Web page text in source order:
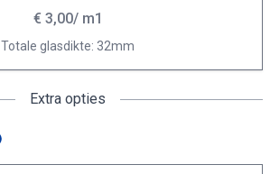
€ 3,00/ m1
Totale glasdikte: 32mm
Extra opties